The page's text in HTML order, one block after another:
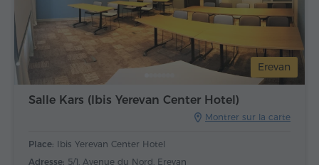
Erevan
Salle Kars (Ibis Yerevan Center Hotel)
Montrer sur la carte
Place: Ibis Yerevan Center Hotel
Adresse: 5/1, Avenue du Nord, Erevan